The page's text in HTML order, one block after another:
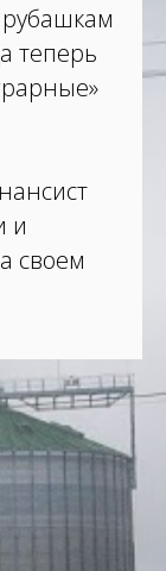
теперь
и
своем